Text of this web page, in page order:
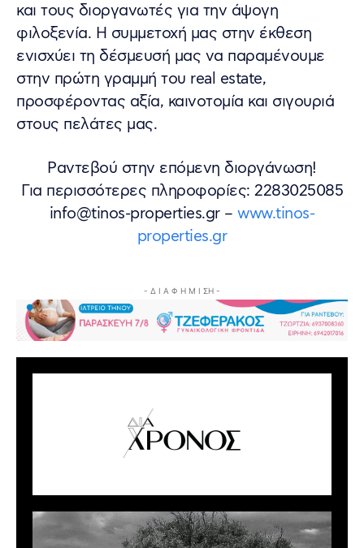
και τους διοργανωτές για την άψογη
φιλοξενία. Η συμμετοχή μας στην έκθεση
ενισχύει τη δέσμευσή μας να παραμένουμε
στην πρώτη γραμμή του real estate,
προσφέροντας αξία, καινοτομία και σιγουριά
στους πελάτες μας.
Ραντεβού στην επόμενη διοργάνωση!
Για περισσότερες πληροφορίες: 2283025085
info@tinos-properties.gr –www.tinos-
properties.gr
- Δ Ι Α Φ Η Μ Ι ΣΗ -